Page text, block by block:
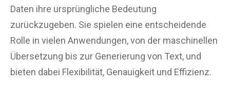
Daten ihre ursprüngliche Bedeutung
zurückzugeben. Sie spielen eine entscheidende
Rolle in vielen Anwendungen, von der maschinellen
Übersetzung bis zur Generierung von Text, und
bieten dabei Flexibilität, Genauigkeit und Effizienz.